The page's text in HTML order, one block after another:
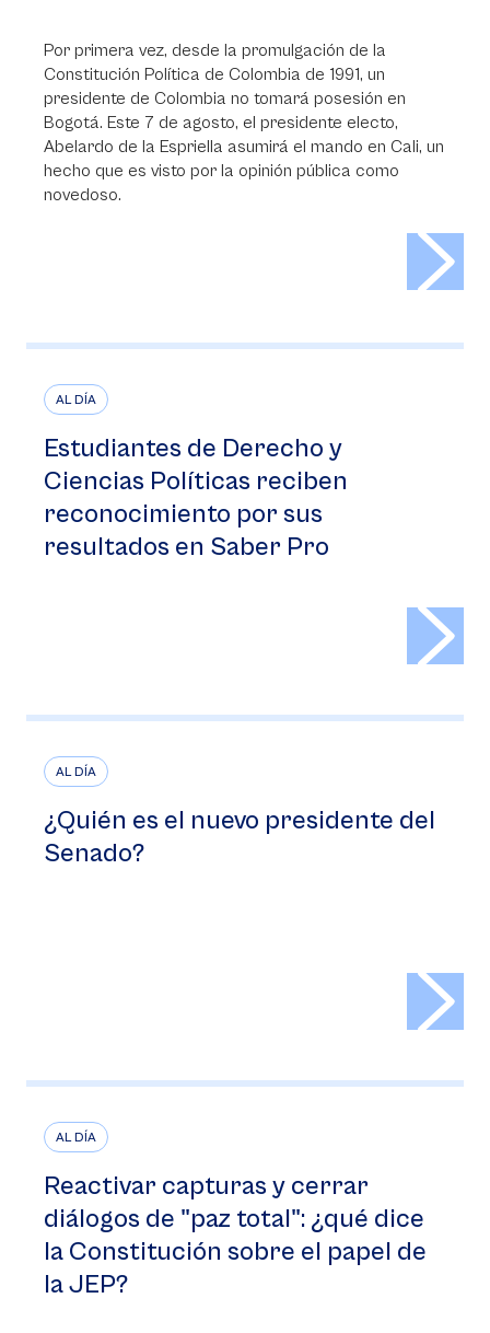
Por primera vez, desde la promulgación de la
Constitución Política de Colombia de 1991, un
presidente de Colombia no tomará posesión en
Bogotá. Este 7 de agosto, el presidente electo,
Abelardo de la Espriella asumirá el mando en Cali, un
hecho que es visto por la opinión pública como
novedoso.
AL DÍA
Estudiantes de Derecho y
Ciencias Políticas reciben
reconocimiento por sus
resultados en Saber Pro
AL DÍA
¿Quién es el nuevo presidente del
Senado?
AL DÍA
Reactivar capturas y cerrar
diálogos de "paz total": ¿qué dice
la Constitución sobre el papel de
la JEP?